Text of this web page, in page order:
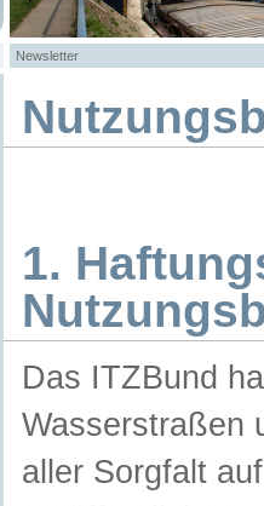
Newsletter
1.
Das ITZBund
Wasserstraßen
aller Sorgfalt